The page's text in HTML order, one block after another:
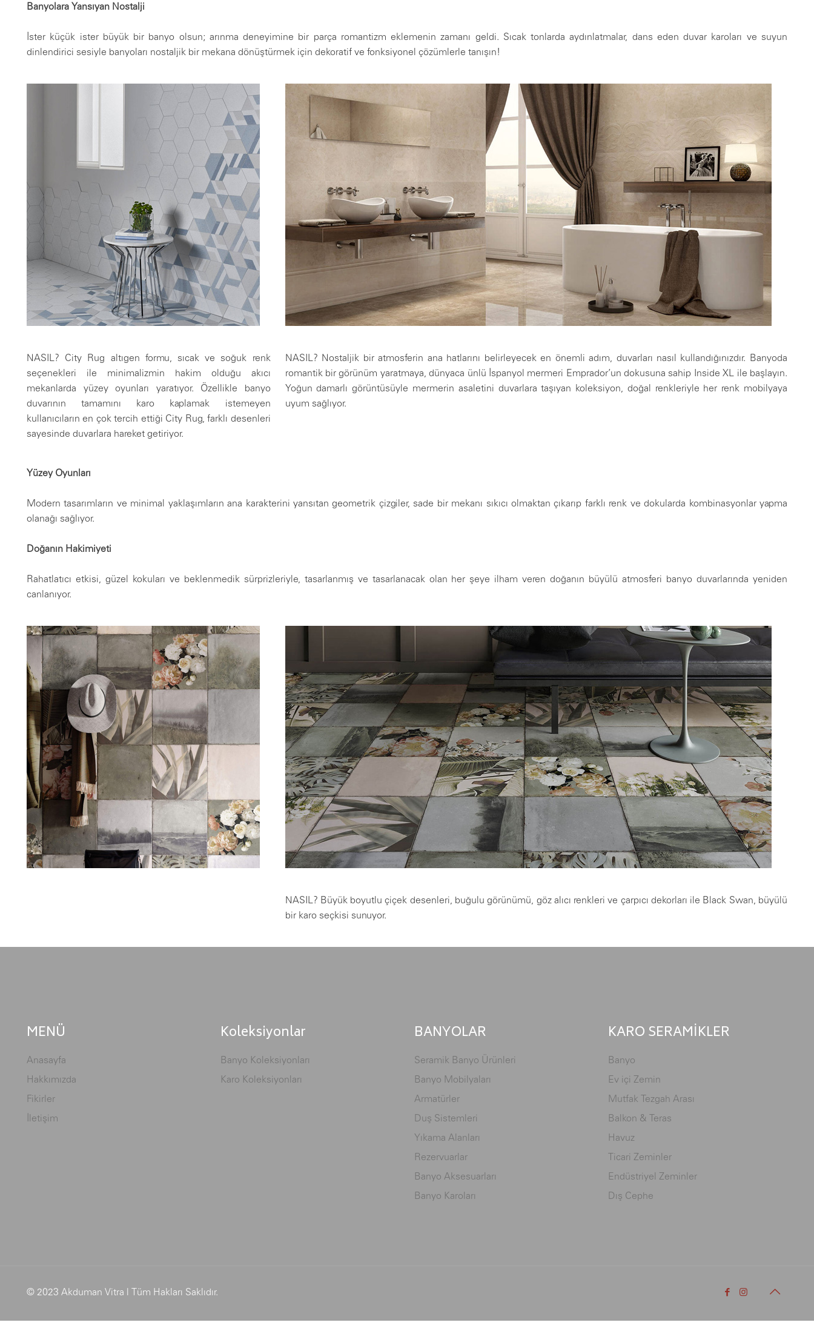
Banyolara Yansıyan Nostalji
İster küçük ister büyük bir banyo olsun; arınma deneyimine bir parça romantizm eklemenin zamanı geldi. Sıcak tonlarda aydınlatmalar, dans eden duvar karoları ve suyun
dinlendirici sesiyle banyoları nostaljik bir mekana dönüştürmek için dekoratif ve fonksiyonel çözümlerle tanışın!
NASIL? City Rug altıgen formu, sıcak ve soğuk renk
seçenekleri ile minimalizmin hakim olduğu akıcı
mekanlarda yüzey oyunları yaratıyor. Özellikle banyo
duvarının tamamını karo kaplamak istemeyen
kullanıcıların en çok tercih ettiği City Rug, farklı desenleri
sayesinde duvarlara hareket getiriyor.
NASIL? Nostaljik bir atmosferin ana hatlarını belirleyecek en önemli adım, duvarları nasıl kullandığınızdır. Banyoda
romantik bir görünüm yaratmaya, dünyaca ünlü İspanyol mermeri Emprador’un dokusuna sahip Inside XL ile başlayın.
Yoğun damarlı görüntüsüyle mermerin asaletini duvarlara taşıyan koleksiyon, doğal renkleriyle her renk mobilyaya
uyum sağlıyor.
Yüzey Oyunları
Modern tasarımların ve minimal yaklaşımların ana karakterini yansıtan geometrik çizgiler, sade bir mekanı sıkıcı olmaktan çıkarıp farklı renk ve dokularda kombinasyonlar yapma
olanağı sağlıyor.
Doğanın Hakimiyeti
Rahatlatıcı etkisi, güzel kokuları ve beklenmedik sürprizleriyle, tasarlanmış ve tasarlanacak olan her şeye ilham veren doğanın büyülü atmosferi banyo duvarlarında yeniden
canlanıyor.
NASIL? Büyük boyutlu çiçek desenleri, buğulu görünümü, göz alıcı renkleri ve çarpıcı dekorları ile Black Swan, büyülü
bir karo seçkisi sunuyor.
MENÜ
Anasayfa
Hakkımızda
Fikirler
İletişim
Koleksiyonlar
Banyo Koleksiyonları
Karo Koleksiyonları
BANYOLAR
Seramik Banyo Ürünleri
Banyo Mobilyaları
Armatürler
Duş Sistemleri
Yıkama Alanları
Rezervuarlar
Banyo Aksesuarları
Banyo Karoları
KARO SERAMİKLER
Banyo
Ev içi Zemin
Mutfak Tezgah Arası
Balkon & Teras
Havuz
Ticari Zeminler
Endüstriyel Zeminler
Dış Cephe
© 2023 Akduman Vitra | Tüm Hakları Saklıdır.